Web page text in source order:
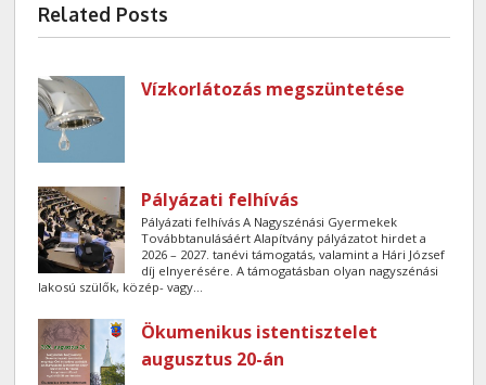
Related Posts
Vízkorlátozás megszüntetése
Pályázati felhívás
Pályázati felhívás A Nagyszénási Gyermekek
Továbbtanulásáért Alapítvány pályázatot hirdet a
2026 – 2027. tanévi támogatás, valamint a Hári József
díj elnyerésére. A támogatásban olyan nagyszénási
lakosú szülők, közép- vagy...
Ökumenikus istentisztelet
augusztus 20-án